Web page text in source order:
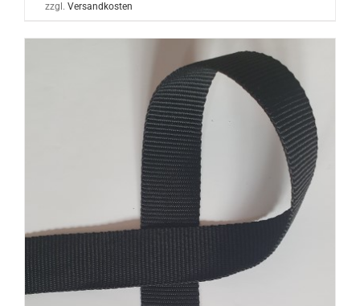
zzgl. Versandkosten